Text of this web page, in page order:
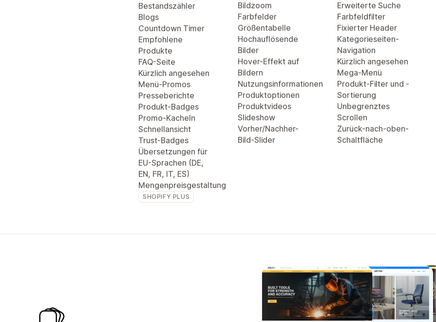
Bestandszähler
Blogs
Countdown Timer
Empfohlene
Produkte
FAQ-Seite
Kürzlich angesehen
Menü-Promos
Presseberichte
Produkt-Badges
Promo-Kacheln
Schnellansicht
Trust-Badges
Übersetzungen für
EU-Sprachen (DE,
EN, FR, IT, ES)
Mengenpreisgestaltung
SHOPIFY PLUS
Bildzoom
Farbfelder
Größentabelle
Hochauflösende
Bilder
Hover-Effekt auf
Bildern
Nutzungsinformationen
Produktoptionen
Produktvideos
Slideshow
Vorher/Nachher-
Bild-Slider
Erweiterte Suche
Farbfeldfilter
Fixierter Header
Kategorieseiten-
Navigation
Kürzlich angesehen
Mega-Menü
Produkt-Filter und -
Sortierung
Unbegrenztes
Scrollen
Zurück-nach-oben-
Schaltfläche